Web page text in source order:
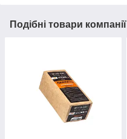
Подібні товари компанії